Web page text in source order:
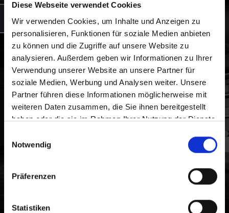
Diese Webseite verwendet Cookies
Wir verwenden Cookies, um Inhalte und Anzeigen zu
personalisieren, Funktionen für soziale Medien anbieten
zu können und die Zugriffe auf unsere Website zu
analysieren. Außerdem geben wir Informationen zu Ihrer
Verwendung unserer Website an unsere Partner für
soziale Medien, Werbung und Analysen weiter. Unsere
Partner führen diese Informationen möglicherweise mit
weiteren Daten zusammen, die Sie ihnen bereitgestellt
haben oder die sie im Rahmen Ihrer Nutzung der Dienste
Notwendig
Präferenzen
Statistiken